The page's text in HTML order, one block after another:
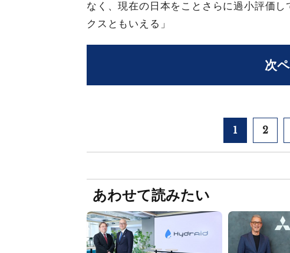
なく、現在の日本をことさらに過小評価
クスともいえる」
次
1 2
あわせて読みたい